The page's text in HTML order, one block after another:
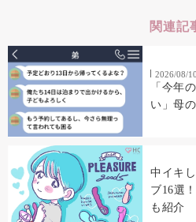
関連記
2026/08/10
「今年
い」母
中イキ
ブ16選
も紹介